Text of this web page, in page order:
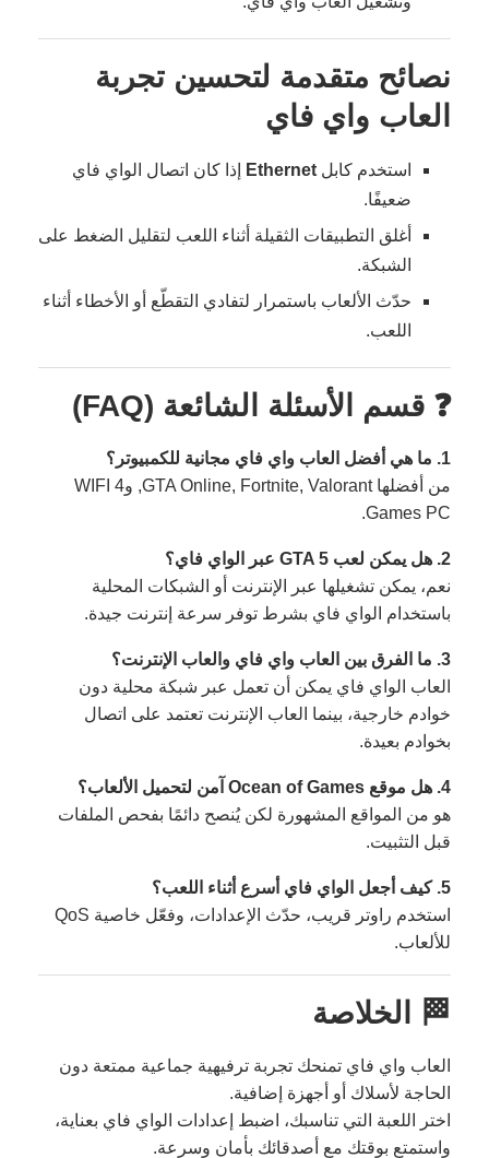
نصائح متقدمة لتحسين تجربة
العاب واي فاي
استخدم كابل Ethernet
إذا كان اتصال الواي فاي
ضعيفًا.
أغلق التطبيقات الثقيلة أثناء اللعب لتقليل الضغط على
الشبكة.
حدّث الألعاب باستمرار لتفادي التقطّع أو الأخطاء أثناء
اللعب.
❓ قسم الأسئلة الشائعة (FAQ)
1. ما هي أفضل العاب واي فاي مجانية للكمبيوتر؟
من أفضلها GTA Online, Fortnite, Valorant, وWIFI 4
Games PC.
2. هل يمكن لعب GTA 5 عبر الواي فاي؟
نعم، يمكن تشغيلها عبر الإنترنت أو الشبكات المحلية
باستخدام الواي فاي بشرط توفر سرعة إنترنت جيدة.
3. ما الفرق بين العاب واي فاي والعاب الإنترنت؟
العاب الواي فاي يمكن أن تعمل عبر شبكة محلية دون
خوادم خارجية، بينما العاب الإنترنت تعتمد على اتصال
بخوادم بعيدة.
4. هل موقع Ocean of Games آمن لتحميل الألعاب؟
هو من المواقع المشهورة لكن يُنصح دائمًا بفحص الملفات
قبل التثبيت.
5. كيف أجعل الواي فاي أسرع أثناء اللعب؟
استخدم راوتر قريب، حدّث الإعدادات، وفعّل خاصية QoS
للألعاب.
🏁 الخلاصة
العاب واي فاي تمنحك تجربة ترفيهية جماعية ممتعة دون
الحاجة لأسلاك أو أجهزة إضافية.
اختر اللعبة التي تناسبك، اضبط إعدادات الواي فاي بعناية،
واستمتع بوقتك مع أصدقائك بأمان وسرعة.